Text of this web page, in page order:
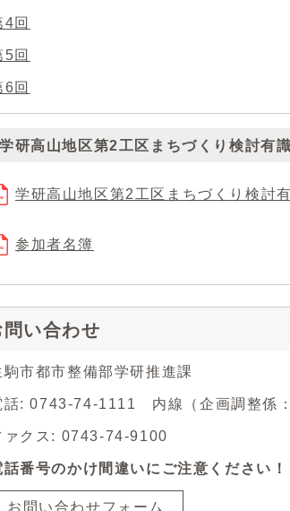
4回
5回
6回
学研高山地区第2工区まちづくり検討有
学研高山地区第2工区まちづくり検討
参加者名簿
問い合わせ
駒市都市整備部学研推進課
話: 0743-74-1111 内線（企画調整係
ァクス: 0743-74-9100
話番号のかけ間違いにご注意ください！
お問い合わせフォーム